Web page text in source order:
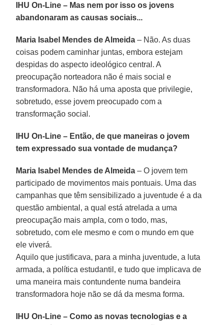
IHU On-Line – Mas nem por isso os jovens
abandonaram as causas sociais...
Maria Isabel Mendes de Almeida – Não. As duas
coisas podem caminhar juntas, embora estejam
despidas do aspecto ideológico central. A
preocupação norteadora não é mais social e
transformadora. Não há uma aposta que privilegie,
sobretudo, esse jovem preocupado com a
transformação social.
IHU On-Line – Então, de que maneiras o jovem
tem expressado sua vontade de mudança?
Maria Isabel Mendes de Almeida – O jovem tem
participado de movimentos mais pontuais. Uma das
campanhas que têm sensibilizado a juventude é a da
questão ambiental, a qual está atrelada a uma
preocupação mais ampla, com o todo, mas,
sobretudo, com ele mesmo e com o mundo em que
ele viverá.
Aquilo que justificava, para a minha juventude, a luta
armada, a política estudantil, e tudo que implicava de
uma maneira mais contundente numa bandeira
transformadora hoje não se dá da mesma forma.
IHU On-Line – Como as novas tecnologias e a